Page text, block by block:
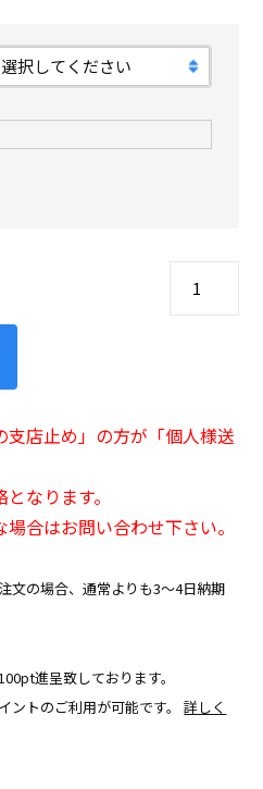
支店止め」の方が「個人様送
なります。
合はお問い合わせ下さい。
文の場合、通常よりも3～4日納期
進呈致しております。
ントのご利用が可能です。詳しく